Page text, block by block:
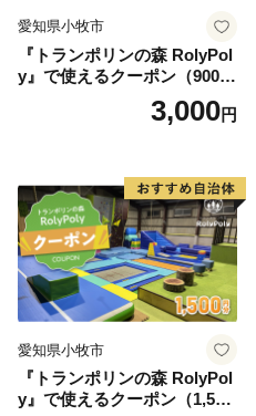
愛知県小牧市
『トランポリンの森 RolyPol
y』で使えるクーポン（900
3,000円
愛知県小牧市
『トランポリンの森 RolyPol
y』で使えるクーポン（1,500